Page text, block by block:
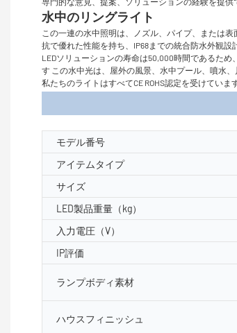
水中のリングライト
この一連の水中照明は、ノズル、パイプ、または
抗で優れた性能を持ち、IP68までの統合防水外観
LEDソリューションの寿命は50,000時間であるた
す この水中光は、屋外の風景、水中プール、噴水
私たちのライトはすべてCE ROHS認定を受けてい
製品パ
モデル番号
アイテムタイプ
サイズ
LED製品重量（kg）
入力電圧（V）
IP評価
ランプボディ素材
ハウスフィニッシュ